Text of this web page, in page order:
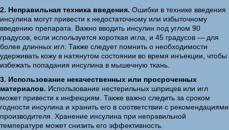
2. Неправильная техника введения. Ошибки в технике введения
инсулина могут привести к недостаточному или избыточному
введению препарата. Важно вводить инсулин под углом 90
градусов, если используется короткая игла, и 45 градусов — для
более длинных игл. Также следует помнить о необходимости
удерживать кожу в натянутом состоянии во время инъекции, чтобы
избежать попадания инсулина в мышечную ткань.
3. Использование некачественных или просроченных
материалов. Использование нестерильных шприцев или игл
может привести к инфекциям. Также важно следить за сроком
годности инсулина и хранить его в соответствии с рекомендациями
производителя. Хранение инсулина при неправильной
температуре может снизить его эффективность.